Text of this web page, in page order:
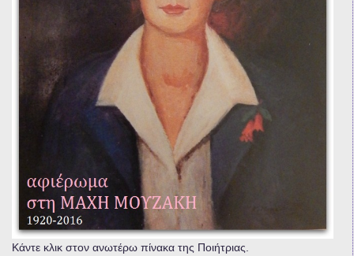
Κάντε κλικ στον ανωτέρω πίνακα της Ποιήτριας.